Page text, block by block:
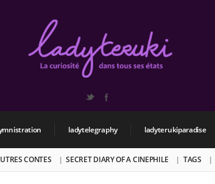
ladytelegraphy ladyterukiparadise
CONTES SECRET DIARY OF A CINEPHILE TAGS